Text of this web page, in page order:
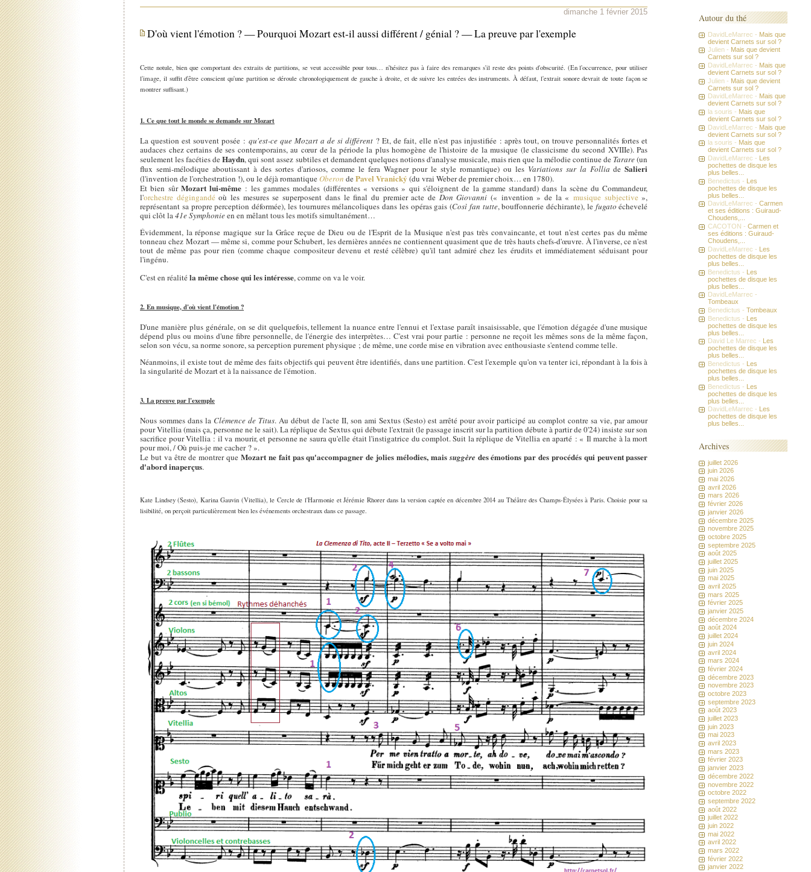
dimanche 1 février 2015
D'où vient l'émotion ? — Pourquoi Mozart est-il aussi différent / génial ? — La preuve par l'exemple
Cette notule, bien que comportant des extraits de partitions, se veut accessible pour tous… n'hésitez pas à faire des remarques s'il reste des points d'obscurité. (En l'occurrence, pour utiliser
l'image, il suffit d'être conscient qu'une partition se déroule chronologiquement de gauche à droite, et de suivre les entrées des instruments. À défaut, l'extrait sonore devrait de toute façon se
montrer suffisant.)
1. Ce que tout le monde se demande sur Mozart
La question est souvent posée : qu'est-ce que Mozart a de si différent ? Et, de fait, elle n'est pas injustifiée : après tout, on trouve personnalités fortes et
audaces chez certains de ses contemporains, au cœur de la période la plus homogène de l'histoire de la musique (le classicisme du second XVIIIe). Pas
seulement les facéties deHaydn, qui sont assez subtiles et demandent quelques notions d'analyse musicale, mais rien que la mélodie continue de Tarare(un
flux semi-mélodique aboutissant à des sortes d'ariosos, comme le fera Wagner pour le style romantique) ou les Variations sur la Follia deSalieri
(l'invention de l'orchestration !), ou le déjà romantiqueOberon dePavel Vranický (du vrai Weber de premier choix… en 1780).
Et bien sûr Mozart lui-même : les gammes modales (différentes « versions » qui s'éloignent de la gamme standard) dans la scène du Commandeur,
l'orchestre dégingandéoù les mesures se superposent dans le final du premier acte de Don Giovanni (« invention » de la «musique subjective»,
représentant sa propre perception déformée), les tournures mélancoliques dans les opéras gais (Così fan tutte, bouffonnerie déchirante), le fugato échevelé
qui clôt la41e Symphonieen en mêlant tous les motifs simultanément…
Évidemment, la réponse magique sur la Grâce reçue de Dieu ou de l'Esprit de la Musique n'est pas très convaincante, et tout n'est certes pas du même
tonneau chez Mozart — même si, comme pour Schubert, les dernières années ne contiennent quasiment que de très hauts chefs-d'œuvre. À l'inverse, ce n'est
tout de même pas pour rien (comme chaque compositeur devenu et resté célèbre) qu'il tant admiré chez les érudits et immédiatement séduisant pour
l'ingénu.
C'est en réalitéla même chose qui les intéresse, comme on va le voir.
2. En musique, d'où vient l'émotion ?
D'une manière plus générale, on se dit quelquefois, tellement la nuance entre l'ennui et l'extase paraît insaisissable, que l'émotion dégagée d'une musique
dépend plus ou moins d'une fibre personnelle, de l'énergie des interprètes… C'est vrai pour partie : personne ne reçoit les mêmes sons de la même façon,
selon son vécu, sa norme sonore, sa perception purement physique ; de même, une corde mise en vibration avec enthousiaste s'entend comme telle.
Néanmoins, il existe tout de même des faits objectifs qui peuvent être identifiés, dans une partition. C'est l'exemple qu'on va tenter ici, répondant à la fois à
la singularité de Mozart et à la naissance de l'émotion.
3. La preuve par l'exemple
Nous sommes dans la Clémence de Titus. Au début de l'acte II, son ami Sextus (Sesto) est arrêté pour avoir participé au complot contre sa vie, par amour
pour Vitellia (mais ça, personne ne le sait). La réplique de Sextus qui débute l'extrait (le passage inscrit sur la partition débute à partir de 0'24) insiste sur son
sacrifice pour Vitellia : il va mourir, et personne ne saura qu'elle était l'instigatrice du complot. Suit la réplique de Vitellia en aparté : « Il marche à la mort
pour moi, / Où puis-je me cacher ? ».
Le but va être de montrer queMozart ne fait pas qu'accompagner de jolies mélodies, maissuggère des émotions par des procédés qui peuvent passer
d'abord inaperçus.
Kate Lindsey (Sesto), Karina Gauvin (Vitellia), le Cercle de l'Harmonie et Jérémie Rhorer dans la version captée en décembre 2014 au Théâtre des Champs-Élysées à Paris. Choisie pour sa
lisibilité, on perçoit particulièrement bien les événements orchestraux dans ce passage.
Autour du thé
DavidLeMarrec - Mais que
devient Carnets sur sol ?
Julien - Mais que devient
Carnets sur sol ?
DavidLeMarrec - Mais que
devient Carnets sur sol ?
Julien - Mais que devient
Carnets sur sol ?
DavidLeMarrec - Mais que
devient Carnets sur sol ?
la souris - Mais que
devient Carnets sur sol ?
DavidLeMarrec - Mais que
devient Carnets sur sol ?
la souris - Mais que
devient Carnets sur sol ?
DavidLeMarrec - Les
pochettes de disque les
plus belles...
Benedictus - Les
pochettes de disque les
plus belles...
DavidLeMarrec -Carmen
et ses éditions : Guiraud-
Choudens,...
CACOTON -Carmen et
ses éditions : Guiraud-
Choudens,...
DavidLeMarrec - Les
pochettes de disque les
plus belles...
Benedictus - Les
pochettes de disque les
plus belles...
DavidLeMarrec -
Tombeaux
Benedictus -Tombeaux
Benedictus - Les
pochettes de disque les
plus belles...
David Le Marrec -
Les
pochettes de disque les
plus belles...
Benedictus - Les
pochettes de disque les
plus belles...
Benedictus - Les
pochettes de disque les
plus belles...
DavidLeMarrec -
Les
pochettes de disque les
plus belles...
Archives
juillet 2026
juin 2026
mai 2026
avril 2026
mars 2026
février 2026
janvier 2026
décembre 2025
novembre 2025
octobre 2025
septembre 2025
août 2025
juillet 2025
juin 2025
mai 2025
avril 2025
mars 2025
février 2025
janvier 2025
décembre 2024
août 2024
juillet 2024
juin 2024
avril 2024
mars 2024
février 2024
décembre 2023
novembre 2023
octobre 2023
septembre 2023
août 2023
juillet 2023
juin 2023
mai 2023
avril 2023
mars 2023
février 2023
janvier 2023
décembre 2022
novembre 2022
octobre 2022
septembre 2022
août 2022
juillet 2022
juin 2022
mai 2022
avril 2022
mars 2022
février 2022
janvier 2022